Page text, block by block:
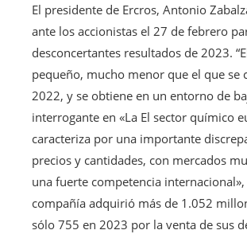
El presidente de Ercros, Antonio
ante los accionistas el 27 de febrero
desconcertantes resultados de 2023.
pequeño, mucho menor que el que se
2022, y se obtiene en un entorno de
interrogante en «La El sector químico
caracteriza por una importante
precios y cantidades, con mercados
una fuerte competencia
compañía adquirió más de 1.052
sólo 755 en 2023 por la venta de sus